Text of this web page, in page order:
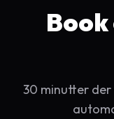
30 minutter